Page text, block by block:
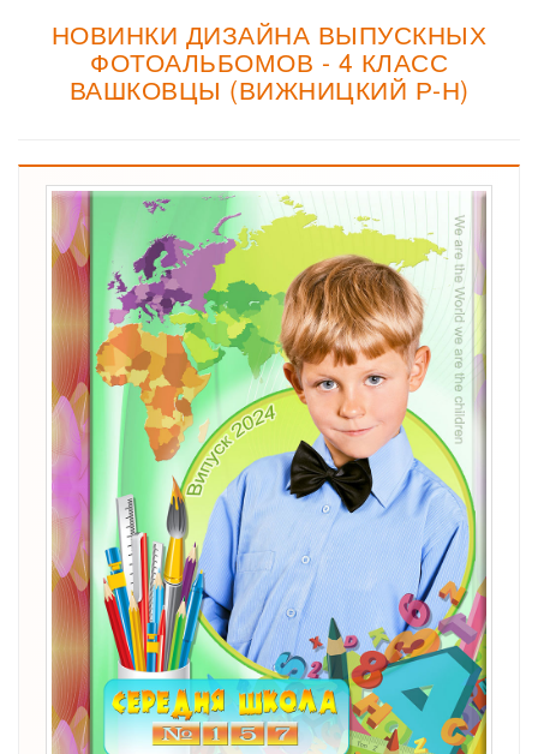
НОВИНКИ ДИЗАЙНА ВЫПУСКНЫХ
ФОТОАЛЬБОМОВ - 4 КЛАСС
ВАШКОВЦЫ (ВИЖНИЦКИЙ Р-Н)